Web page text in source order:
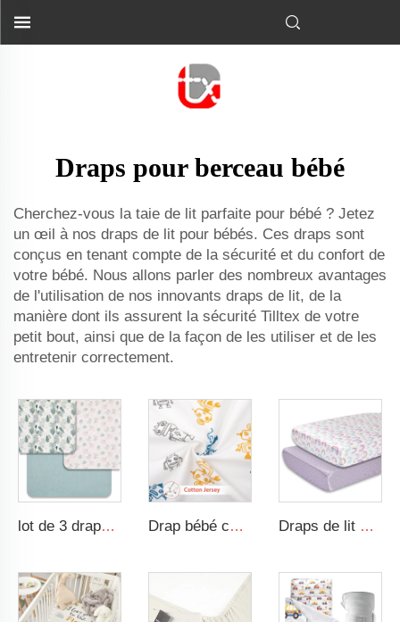
Draps pour berceau bébé
Cherchez-vous la taie de lit parfaite pour bébé ? Jetez
un œil à nos draps de lit pour bébés. Ces draps sont
conçus en tenant compte de la sécurité et du confort de
votre bébé. Nous allons parler des nombreux avantages
de l'utilisation de nos innovants draps de lit, de la
manière dont ils assurent la sécurité Tilltex de votre
petit bout, ainsi que de la façon de les utiliser et de les
entretenir correctement.
lot de 3 draps de lit muslin imprimés pour bébé en coton respirant et doux, design floral coloré Drap bébé certifié OEKO-TEX Standard 100, taille standard, en jersey de coton Draps de lit en soie arc-en-ciel pour berceaux standard et matelas de bébé 100% doux satin drap de lit